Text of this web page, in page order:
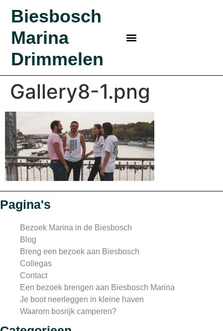
Biesbosch
Marina
Drimmelen
Gallery8-1.png
Pagina's
Bezoek Marina in de Biesbosch
Blog
Breng een bezoek aan Biesbosch
Collegas
Contact
Een bezoek brengen aan Biesbosch Marina
Je boot neerleggen in kleine haven
Waarom bosrijk camperen?